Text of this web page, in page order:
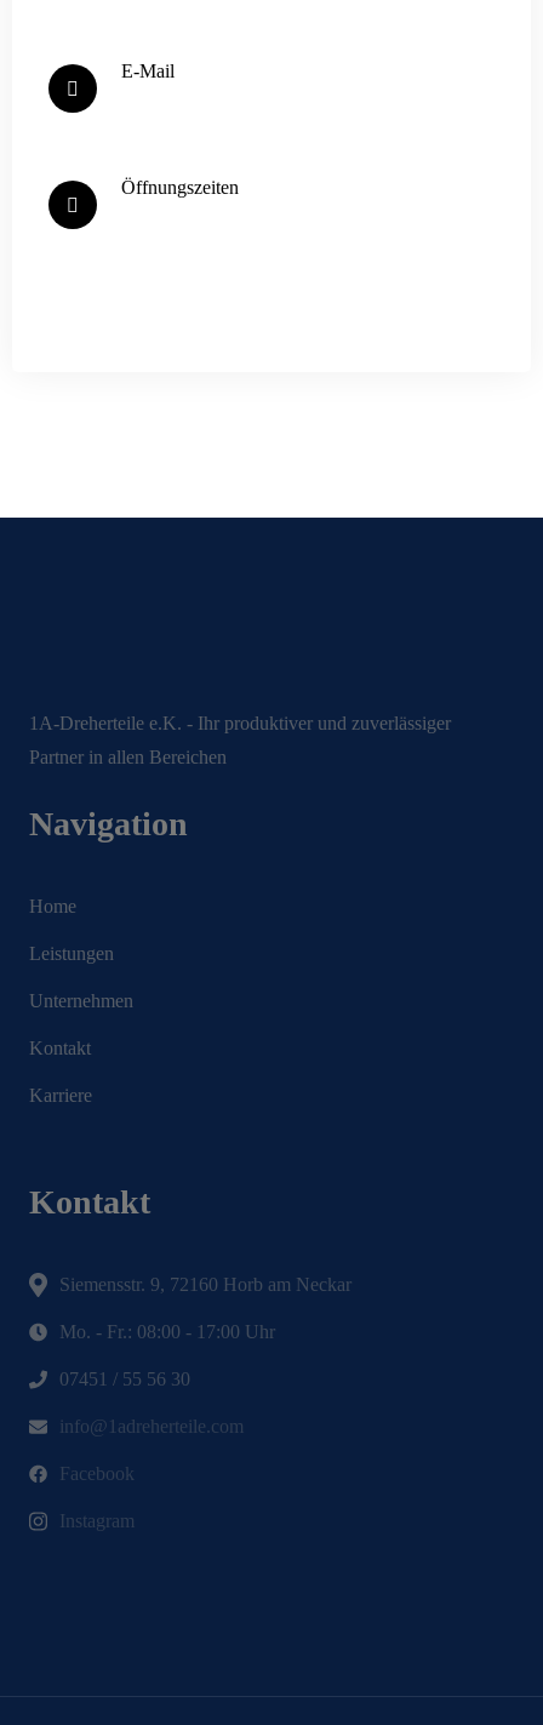
E-Mail
Öffnungszeiten
1A-Dreherteile e.K. - Ihr produktiver und zuverlässiger
Partner in allen Bereichen
Navigation
Home
Leistungen
Unternehmen
Kontakt
Karriere
Kontakt
Siemensstr. 9, 72160 Horb am Neckar
Mo. - Fr.: 08:00 - 17:00 Uhr
07451 / 55 56 30
info@1adreherteile.com
Facebook
Instagram